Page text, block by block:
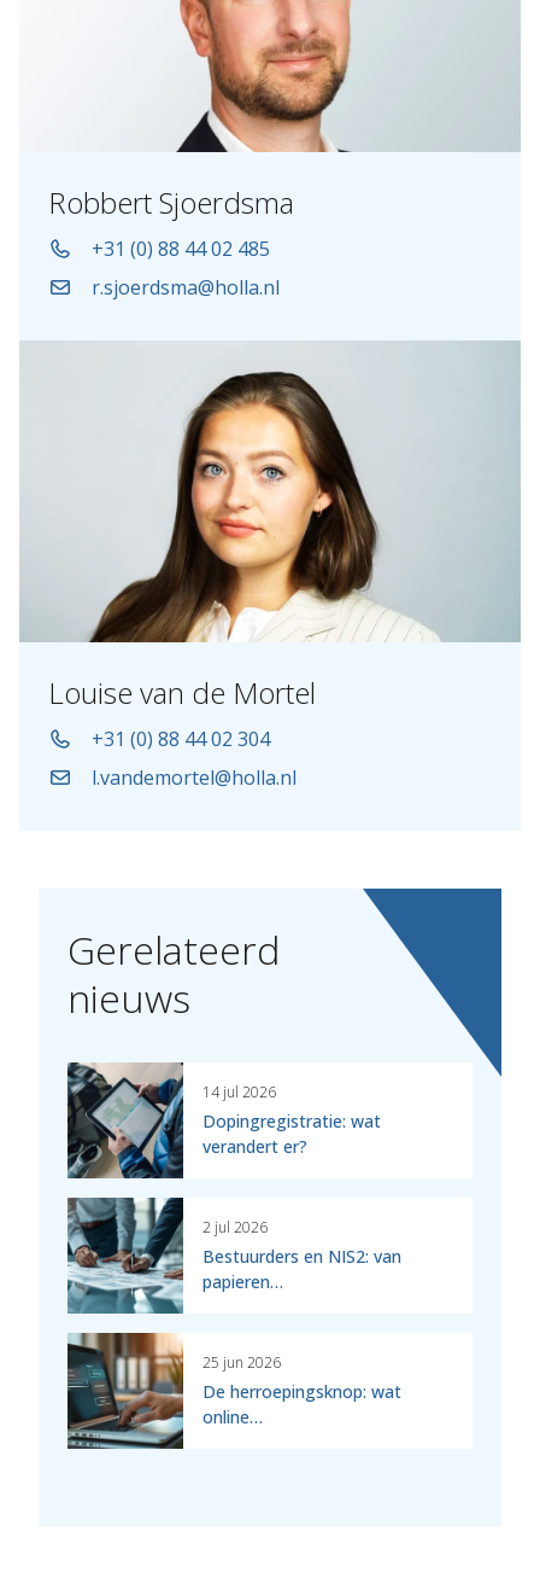
Robbert Sjoerdsma
+31 (0) 88 44 02 485
r.sjoerdsma@holla.nl
Louise van de Mortel
+31 (0) 88 44 02 304
l.vandemortel@holla.nl
Gerelateerd
nieuws
14 jul 2026
Dopingregistratie: wat
verandert er?
2 jul 2026
Bestuurders en NIS2: van
papieren…
25 jun 2026
De herroepingsknop: wat
online…